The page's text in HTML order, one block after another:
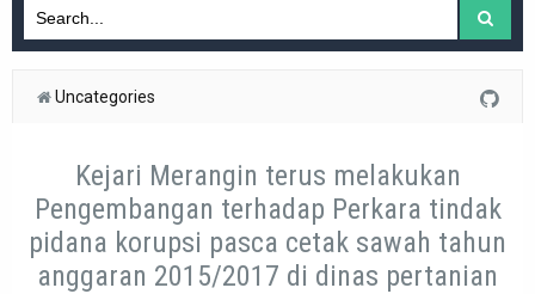
Uncategories
Kejari Merangin terus melakukan
Pengembangan terhadap Perkara tindak
pidana korupsi pasca cetak sawah tahun
anggaran 2015/2017 di dinas pertanian